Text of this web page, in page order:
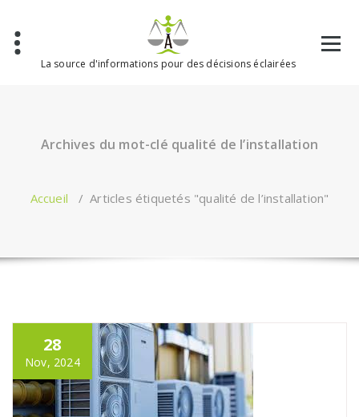
contenu
La source d'informations pour des décisions éclairées
Archives du mot-clé qualité de l’installation
Accueil /Articles étiquetés "qualité de l’installation"
28
Nov, 2024